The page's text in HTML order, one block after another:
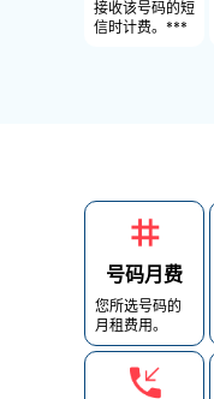
接收该号码的短
信时计费。***
号码月费
您所选号码的
月租费用。